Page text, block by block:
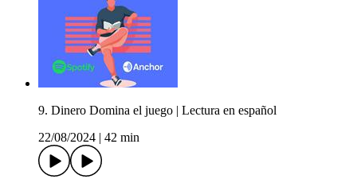
9. Dinero Domina el juego | Lectura en español
22/08/2024
42 min